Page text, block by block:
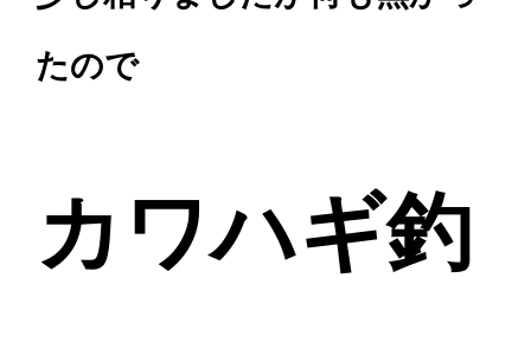
たので
カワハギ釣